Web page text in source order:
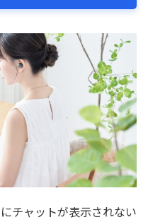
チャットが表示されない